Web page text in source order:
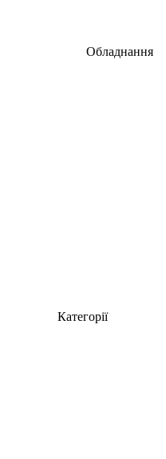
Обладнання
Категорії